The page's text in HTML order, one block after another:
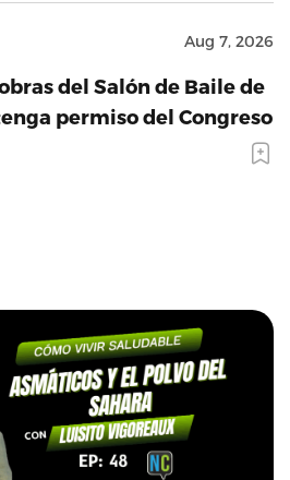
Aug 7, 2026
del Salón de Baile de
permiso del Congreso